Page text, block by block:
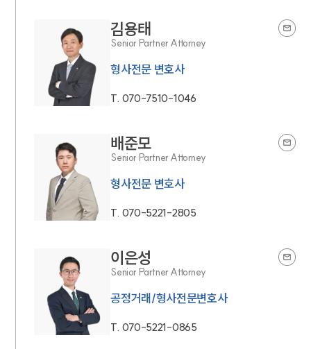
김용태
Senior Partner Attorney
형사전문 변호사
T. 070-7510-1046
배준모
Senior Partner Attorney
형사전문 변호사
T. 070-5221-2805
이은성
Senior Partner Attorney
공정거래/형사전문변호사
T. 070-5221-0865